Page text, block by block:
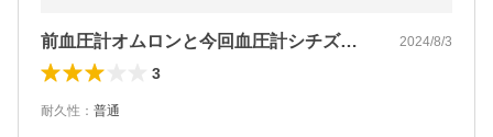
前血圧計オムロンと今回血圧計シチズンを… 2024/8/3
3
耐久性 ： 普通